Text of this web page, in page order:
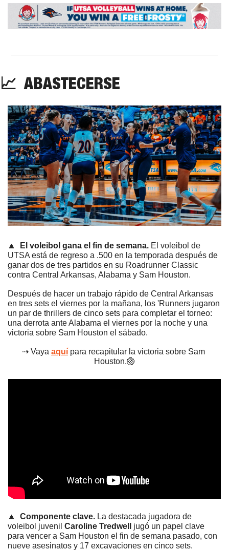
📈
  ABASTECERSE
🔼 El voleibol gana el fin de semana. El voleibol de
UTSA está de regreso a .500 en la temporada después de
ganar dos de tres partidos en su Roadrunner Classic
contra Central Arkansas, Alabama y Sam Houston.
Después de hacer un trabajo rápido de Central Arkansas
en tres sets el viernes por la mañana, los 'Runners jugaron
un par de thrillers de cinco sets para completar el torneo:
una derrota ante Alabama el viernes por la noche y una
victoria sobre Sam Houston el sábado.
⇢ Vaya aquí para recapitular la victoria sobre Sam
Houston.🏐
🔼 Componente clave. La destacada jugadora de
voleibol juvenil Caroline Tredwell
jugó un papel clave
para vencer a Sam Houston el fin de semana pasado, con
nueve asesinatos y 17 excavaciones en cinco sets.